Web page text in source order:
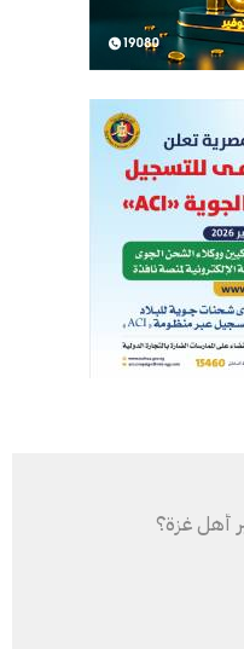
أهل غزة؟